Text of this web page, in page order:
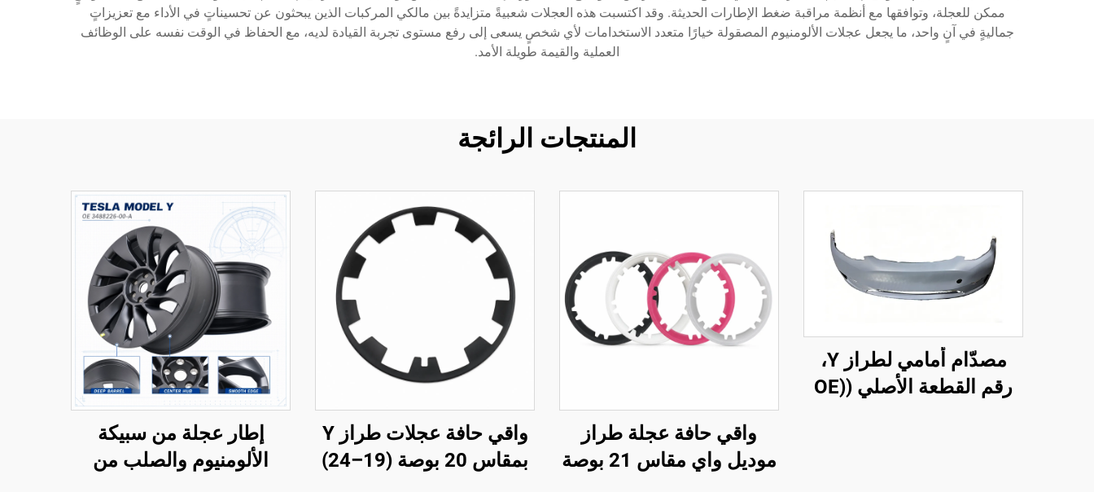
ممكن للعجلة، وتوافقها مع أنظمة مراقبة ضغط الإطارات الحديثة. وقد اكتسبت هذه العجلات شعبيةً متزايدةً بين مالكي المركبات الذين يبحثون عن تحسيناتٍ في الأداء مع تعزيزاتٍ
جماليةٍ في آنٍ واحد، ما يجعل عجلات الألومنيوم المصقولة خيارًا متعدد الاستخدامات لأي شخصٍ يسعى إلى رفع مستوى تجربة القيادة لديه، مع الحفاظ في الوقت نفسه على الوظائف
العملية والقيمة طويلة الأمد.
المنتجات الرائجة
مصدّام أمامي لطراز Y،
رقم القطعة الأصلي (OE)
واقي حافة عجلة طراز
موديل واي مقاس 21 بوصة
واقي حافة عجلات طراز Y
بمقاس 20 بوصة (19–24)
إطار عجلة من سبيكة
الألومنيوم والصلب من